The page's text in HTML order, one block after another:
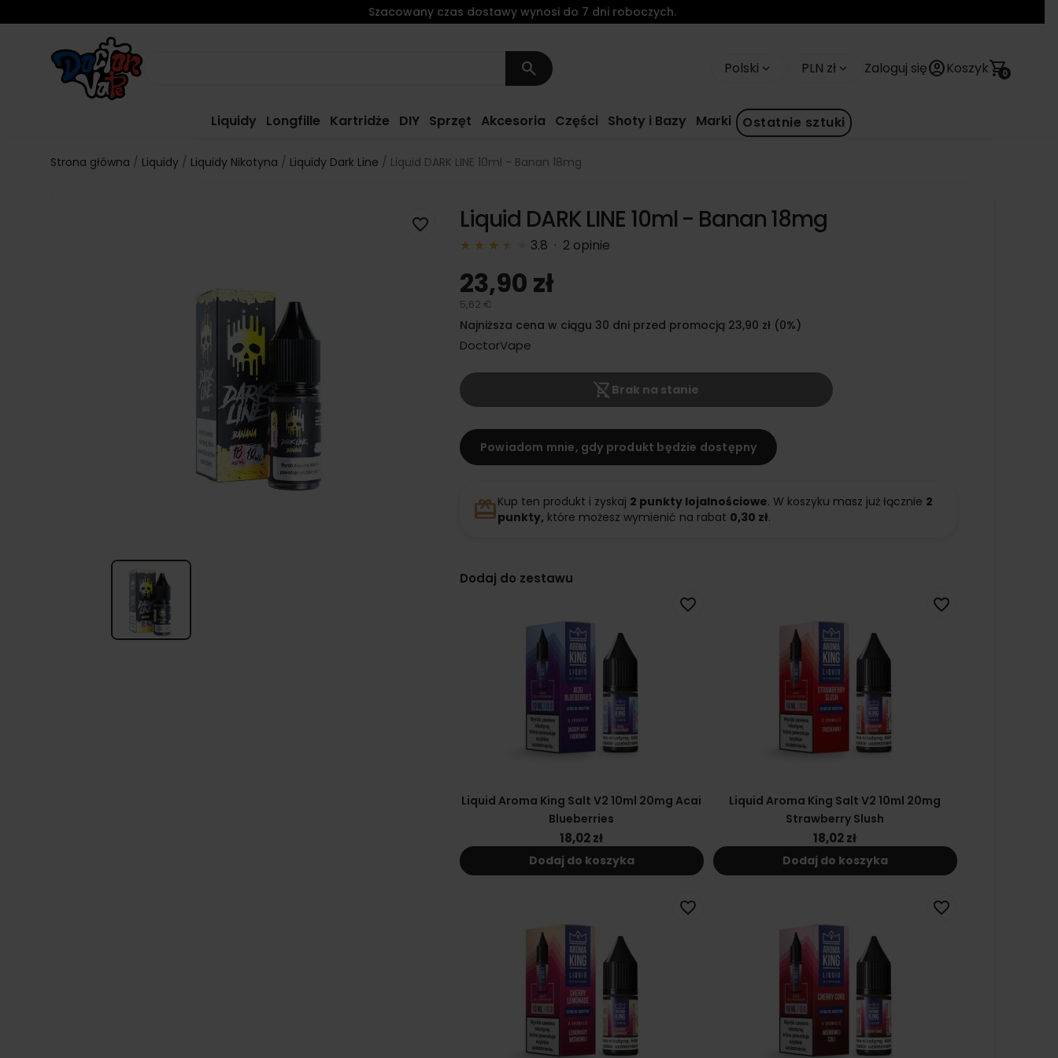
search Polski keyboard_arrow_down PLN zł keyboard_arrow_down Zaloguj sięaccount_circleKoszyk 0
shopping_cart
Liquidy Longfille Kartridże DIY Sprzęt Akcesoria Części Shoty i Bazy Marki Ostatnie sztuki
Szacowany czas dostawy wynosi do 7 dni roboczych.
Strona główna Liquidy Liquidy Nikotyna Liquidy Dark Line Liquid DARK LINE 10ml - Banan 18mg
favorite_border Liquid DARK LINE 10ml - Banan 18mg
★ ★ ★ ★
★ 3.8 · 2 opinie
23,90 zł
5,62 €
Najniższa cena w ciągu 30 dni przed promocją 23,90 zł (0%)
DoctorVape
shopping_cart_off Brak na stanie
Powiadom mnie, gdy produkt będzie dostępny
redeemKup ten produkt i zyskaj 2 punkty lojalnościowe. W koszyku masz już łącznie 2
punkty, które możesz wymienić na rabat 0,30 zł.
Dodaj do zestawu
Liquid Aroma King Salt V2 10ml 20mg Acai
Blueberries
18,02 zł
Dodaj do koszyka
favorite_border
Liquid Aroma King Salt V2 10ml 20mg
Strawberry Slush
18,02 zł
Dodaj do koszyka
favorite_border
favorite_border favorite_border